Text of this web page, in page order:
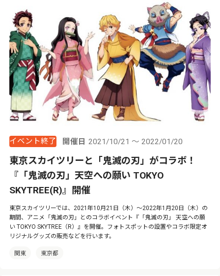
イベント終了 開催日 2021/10/21 ～ 2022/01/20
東京スカイツリーと「鬼滅の刃」がコラボ！
『「鬼滅の刃」天空への願い TOKYO
SKYTREE(R)』開催
東京スカイツリーでは、2021年10月21日（木）～2022年1月20日（木）の
期間、アニメ「鬼滅の刃」とのコラボイベント『「鬼滅の刃」 天空への願
い TOKYO SKYTREE（R）』を開催。フォトスポットの設置やコラボ限定オ
リジナルグッズの販売などを行います。
関東 東京都